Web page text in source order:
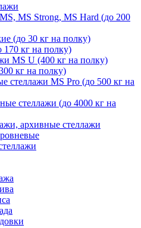
MS Strong, MS Hard (до 200
(до 30 кг на полку)
кг на полку)
MS U (400 кг на полку)
кг на полку)
стеллажи MS Pro (до 500 кг на
стеллажи (до 4000 кг на
архивные стеллажи